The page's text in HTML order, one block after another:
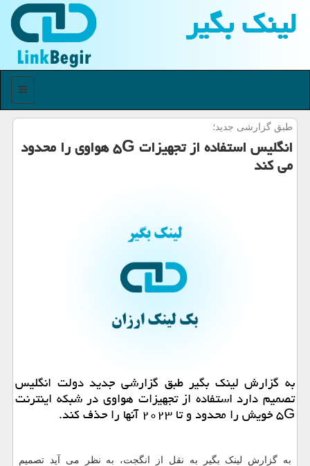
لینك بگیر
منو
طبق گزارشی جدید؛
انگلیس استفاده از تجهیزات ۵G هواوی را محدود
می كند
به گزارش لینك بگیر طبق گزارشی جدید دولت انگلیس
تصمیم دارد استفاده از تجهیزات هواوی در شبكه اینترنت
۵G خویش را محدود و تا ۲۰۲۳ آنها را حذف كند.
به گزارش لینک بگیر به نقل از انگجت، به نظر می آید تصمیم